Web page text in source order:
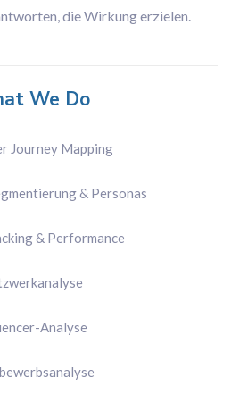
die Wirkung erzielen.
We Do
Journey Mapping
& Personas
& Performance
Analyse